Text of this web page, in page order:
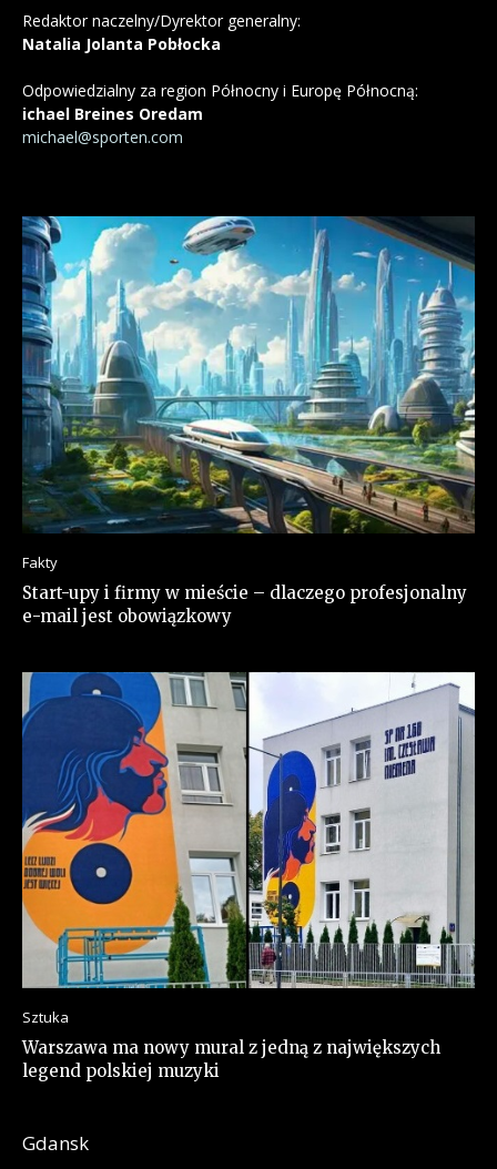
Redaktor naczelny/Dyrektor generalny:
Natalia Jolanta Pobłocka
Odpowiedzialny za region Północny i Europę Północną:
ichael Breines Oredam
michael@sporten.com
Fakty
Start-upy i firmy w mieście – dlaczego profesjonalny
e-mail jest obowiązkowy
Sztuka
Warszawa ma nowy mural z jedną z największych
legend polskiej muzyki
Gdansk